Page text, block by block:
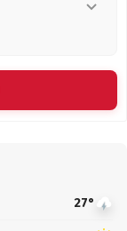
27°